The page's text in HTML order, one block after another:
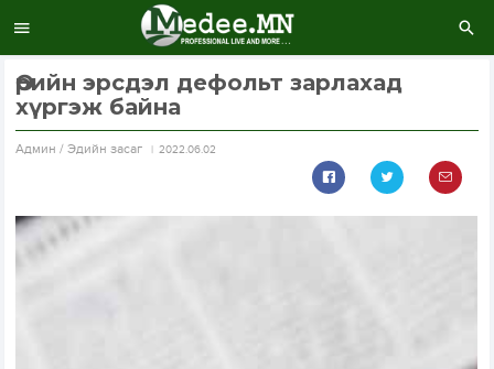
Өрийн эрсдэл дефольт зарлахад
хүргэж байна
Aдмин / Эдийн засаг 2022.06.02